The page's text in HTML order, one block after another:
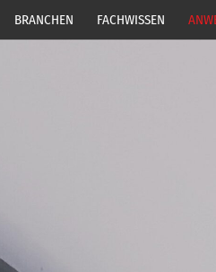
BRANCHEN FACHWISSEN